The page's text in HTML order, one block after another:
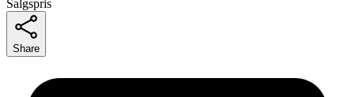
Salgspris
Share